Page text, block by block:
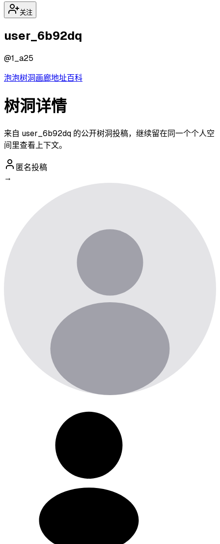
关注
user_6b92dq
@1_a25
泡泡树洞画廊地址百科
树洞详情
来自 user_6b92dq 的公开树洞投稿，继续留在同一个个人空
间里查看上下文。
匿名投稿
→